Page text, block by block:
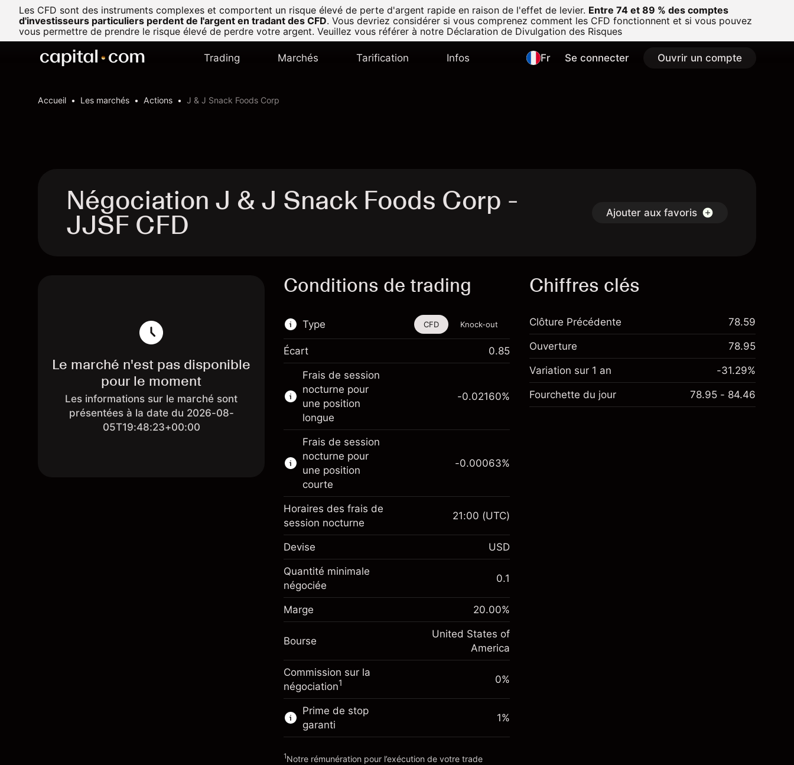
Les CFD sont des instruments complexes et comportent un risque élevé de perte d'argent rapide en raison de l'effet de levier. Entre 74 et 89 % des comptes
d'investisseurs particuliers perdent de l'argent en tradant des CFD. Vous devriez considérer si vous comprenez comment les CFD fonctionnent et si vous pouvez
vous permettre de prendre le risque élevé de perdre votre argent. Veuillez vous référer à notre Déclaration de Divulgation des Risques
Trading Marchés Tarification Infos Fr Se connecter Ouvrir un compte
Accueil Les marchés Actions J & J Snack Foods Corp
Négociation J & J Snack Foods Corp -
JJSF CFD Ajouter aux favoris
Le marché n'est pas disponible
pour le moment
Les informations sur le marché sont
présentées à la date du 2026-08-
05T19:48:23+00:00
Conditions de trading
Type
Cet instrument financier est disponible pour le
trading via les CFD et les Knock-outs.
En savoir plus sur :
CFD
Knock-outs
CFD Knock-out
Écart 0.85
Frais de session
nocturne pour
une position
longue
Marge. Votre
investissement
overnight
Frais sur la valeur totale de la
-0.021596
Taille de la position avec effet de levier
Valeur nominale avec effet de levier
Vers la plateforme
-0.02160%
Frais de session
nocturne pour
une position
courte
Marge. Votre
$1,000.00
Ajustement des fonds de
overnight
position
-0.000626
(-$0.03)
Taille de la position avec effet de levier
~$5,000.00
Valeur nominale avec effet de levier
~$4,000.00
Vers la plateforme
-0.00063%
Horaires des frais de
session nocturne
21:00 (UTC)
Devise USD
Quantité minimale
négociée
0.1
Marge 20.00%
Bourse
United States of
America
Commission sur la
négociation1 0%
Prime de stop
garanti
1%
1Notre rémunération pour l’exécution de votre trade
Chiffres clés
Clôture Précédente 78.59
Ouverture 78.95
Variation sur 1 an -31.29%
Fourchette du jour 78.95 - 84.46